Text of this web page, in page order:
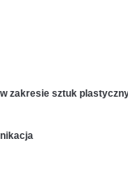
zakresie sztuk